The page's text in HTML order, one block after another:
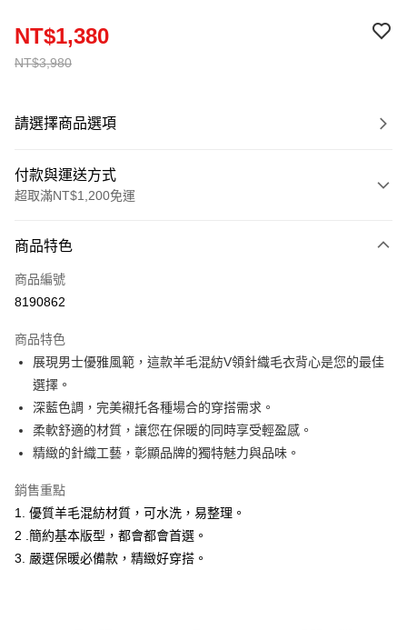
NT$3,980
NT$1,380
請選擇商品選項
付款與運送方式
超取滿NT$1,200免運
信用卡一次付款
超商取貨付款
Apple Pay
悠遊付
Google Pay
ATM付款
全家取貨付款
每筆NT$60，滿NT$1,200(含以上)免運費
商品特色
商品編號
8190862
商品特色
展現男士優雅風範，這款羊毛混紡V領針織毛衣背心是您的最佳
選擇。
深藍色調，完美襯托各種場合的穿搭需求。
柔軟舒適的材質，讓您在保暖的同時享受輕盈感。
精緻的針織工藝，彰顯品牌的獨特魅力與品味。
銷售重點
1. 優質羊毛混紡材質，可水洗，易整理。
2 .簡約基本版型，都會都會首選。
3. 嚴選保暖必備款，精緻好穿搭。